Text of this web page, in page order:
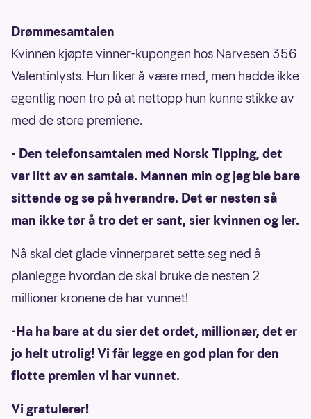
Drømmesamtalen
Kvinnen kjøpte vinner-kupongen hos Narvesen 356
Valentinlysts. Hun liker å være med, men hadde ikke
egentlig noen tro på at nettopp hun kunne stikke av
med de store premiene.
- Den telefonsamtalen med Norsk Tipping, det
var litt av en samtale. Mannen min og jeg ble bare
sittende og se på hverandre. Det er nesten så
man ikke tør å tro det er sant, sier kvinnen og ler.
Nå skal det glade vinnerparet sette seg ned å
planlegge hvordan de skal bruke de nesten 2
millioner kronene de har vunnet!
-Ha ha bare at du sier det ordet, millionær, det er
jo helt utrolig! Vi får legge en god plan for den
flotte premien vi har vunnet.
Vi gratulerer!